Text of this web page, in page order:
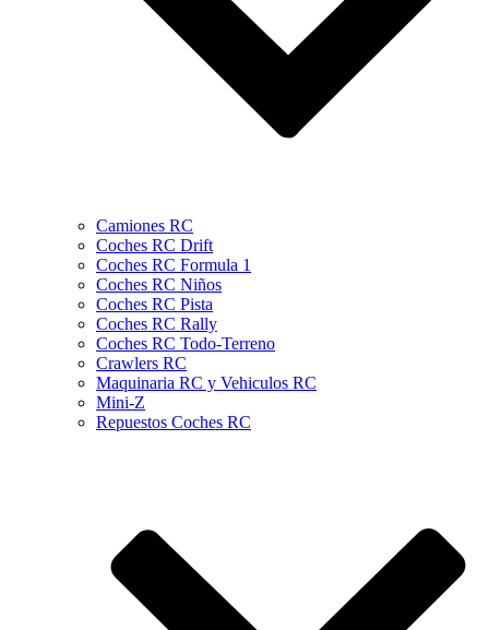
Camiones RC
Coches RC Drift
Coches RC Formula 1
Coches RC Niños
Coches RC Pista
Coches RC Rally
Coches RC Todo-Terreno
Crawlers RC
Maquinaria RC y Vehiculos RC
Mini-Z
Repuestos Coches RC